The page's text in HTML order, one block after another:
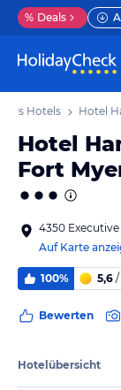
% Deals
Hotels Hotel
Hotel
Fort
4350 Executive
Auf Karte
100% 5,6 /
Bewerten
Hotelübersicht